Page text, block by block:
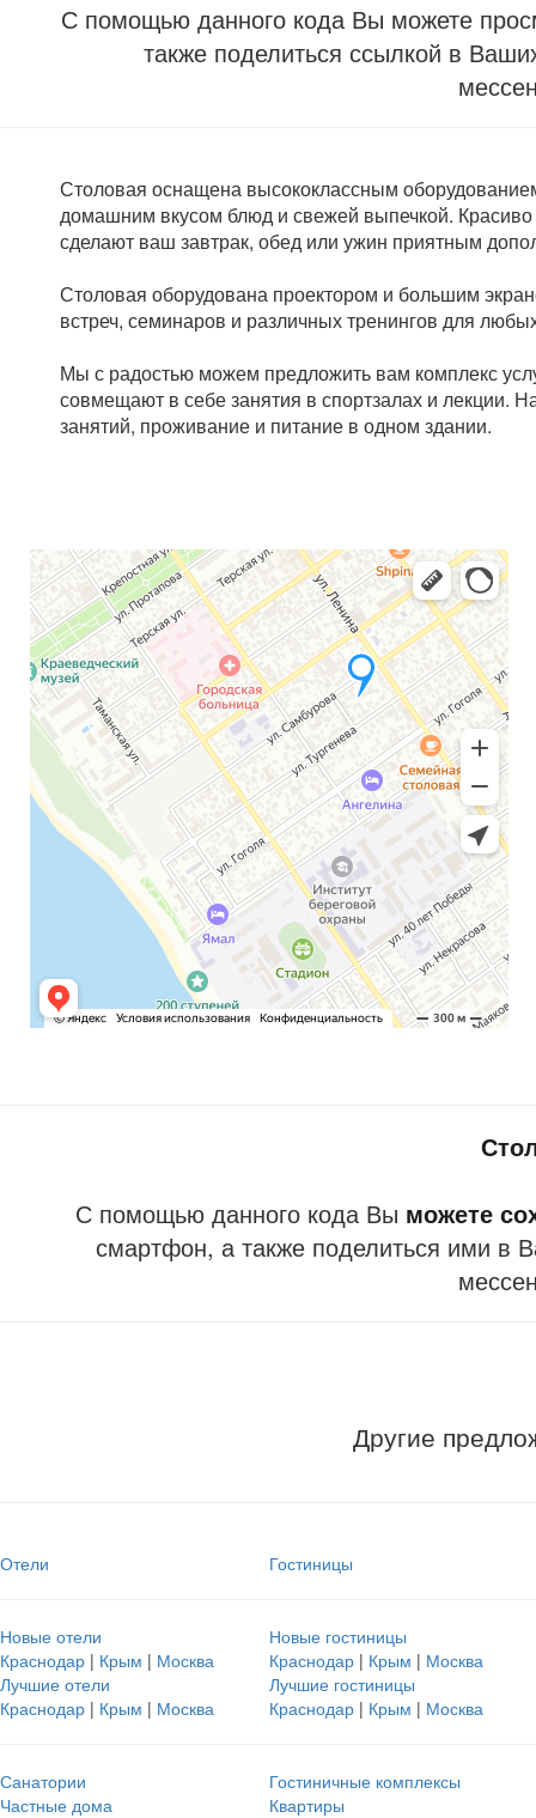
С помощью данного кода Вы можете
также поделиться ссылкой в
Столовая оснащена высококлассным
домашним вкусом блюд и свежей выпечкой.
сделают ваш завтрак, обед или ужин приятным
Столовая оборудована проектором и большим
встреч, семинаров и различных тренингов для
Мы с радостью можем предложить вам комплекс
совмещают в себе занятия в спортзалах и лекции.
занятий, проживание и питание в одном здании.
С помощью данного кода Вы можете
смартфон, а также поделиться ими в
Другие
Отели
Новые отели
Краснодар | Крым | Москва
Лучшие отели
Краснодар | Крым | Москва
Гостиницы
Новые гостиницы
Краснодар | Крым | Москва
Лучшие гостиницы
Краснодар | Крым | Москва
Санатории
Гостиничные комплексы
Частные дома
Квартиры